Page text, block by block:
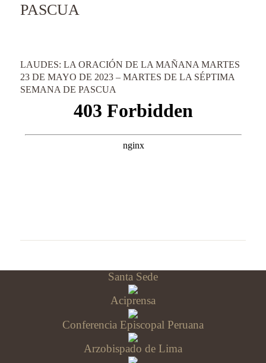
PASCUA
LAUDES: LA ORACIÓN DE LA MAÑANA MARTES
23 DE MAYO DE 2023 – MARTES DE LA SÉPTIMA
SEMANA DE PASCUA
Santa Sede
Aciprensa
Conferencia Episcopal Peruana
Arzobispado de Lima